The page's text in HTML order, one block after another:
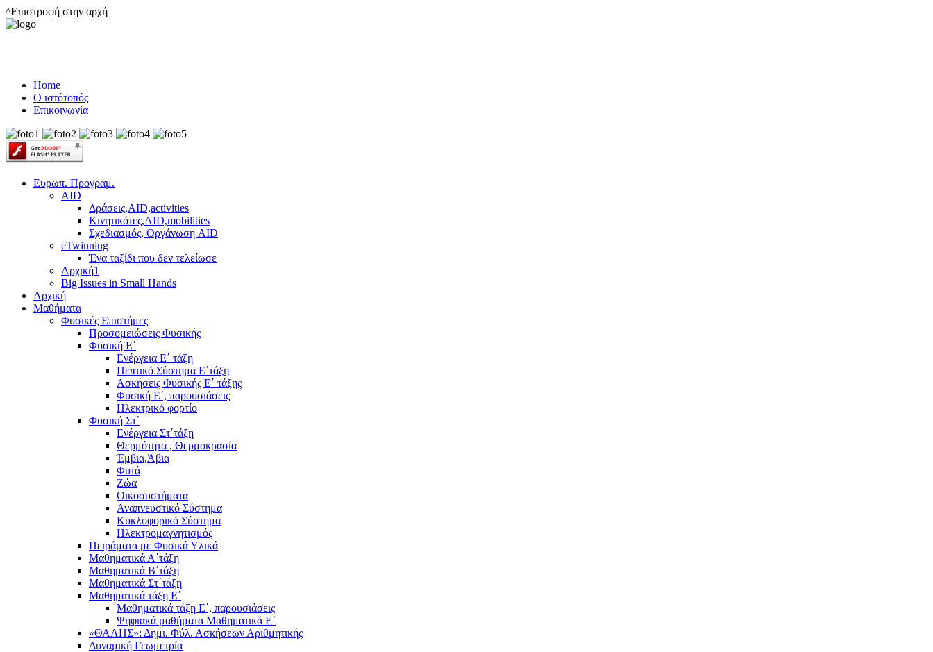
^Επιστροφή στην αρχή
Home
Ο ιστότοπός
Επικοινωνία
Ευρωπ. Προγραμ.
AID
Δράσεις,AID,activities
Κινητικότες,AID,mobilities
Σχεδιασμός, Οργάνωση AID
eTwinning
Ένα ταξίδι που δεν τελείωσε
Αρχική1
Big Issues in Small Hands
Αρχική
Μαθήματα
Φυσικές Επιστήμες
Προσομειώσεις Φυσικής
Φυσική Ε΄
Ενέργεια Ε΄ τάξη
Πεπτικό Σύστημα Ε΄τάξη
Ασκήσεις Φυσικής Ε΄ τάξης
Φυσική Ε΄, παρουσιάσεις
Ηλεκτρικό φορτίο
Φυσική Στ΄
Ενέργεια Στ΄τάξη
Θερμότητα , Θερμοκρασία
Έμβια,Άβια
Φυτά
Ζώα
Οικοσυστήματα
Αναπνευστικό Σύστημα
Κυκλοφορικό Σύστημα
Ηλεκτρομαγνητισμός
Πειράματα με Φυσικά Υλικά
Μαθηματικά Α΄τάξη
Μαθηματικά Β΄τάξη
Μαθηματικά Στ΄τάξη
Μαθηματικά τάξη Ε΄
Μαθηματικά τάξη Ε΄, παρουσιάσεις
Ψηφιακά μαθήματα Μαθηματικά Ε΄
«ΘΑΛΗΣ»: Δημι. Φύλ. Ασκήσεων Αριθμητικής
Δυναμική Γεωμετρία